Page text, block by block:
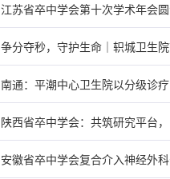
江苏省卒中学会第十次学术年会
争分夺秒，守护生命｜轵城卫生
南通：平潮中心卫生院以分级诊
陕西省卒中学会：共筑研究平台
安徽省卒中学会复合介入神经外